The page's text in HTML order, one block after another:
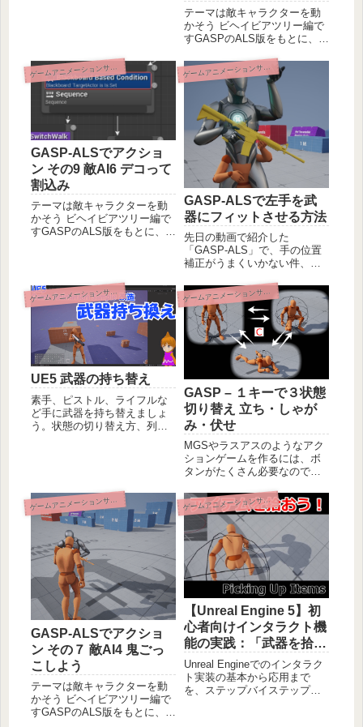
テーマは敵キャラクターを動
かそう ビヘイビアツリー編で
すGASPのALS版をもとに、ア
つくりましょう。本記事は見
失った瞬間忘れてしまうと弱
っちいので、対策として
AIPerceptionで指定時間覚えて
おく方法の説明です。
ゲ ームアニメーションサンプル改造
GASP-ALSでアクショ
ン その9 敵AI6 デコって
割込み
テーマは敵キャラクターを動
かそう ビヘイビアツリー編で
すGASPのALS版をもとに、ア
レーターで即時変更させる条
件分岐・割り込み・中断の説
明です。
ゲ ームアニメーションサンプル改造
GASP-ALSで左手を武
器にフィットさせる方法
先日の動画で紹介した
「GASP-ALS」で、手の位置
補正がうまくいかない件、原
た。Two-Bone IKで右手に持っ
た銃の適切な位置に左手を添
える方法GASP-ALSでそれを
やろうとする場合の問題点
ゲ ームアニメーションサンプル改造
UE5 武器の持ち替え
素手、ピストル、ライフルな
ど手に武器を持ち替えましょ
う。状態の切り替え方、列挙
ションに上半身だけ武器を持
つ姿勢をブレンドして、アク
ションシューティングゲーム
の基礎を仕上げましょう。
ゲ ームアニメーションサンプル改造
GASP – １キーで３状態
切り替え 立ち・しゃが
み・伏せ
MGSやラスアスのようなアク
ションゲームを作るには、ボ
タンがたくさん必要なので、
件を切り分けて、立ち・しゃ
がみ・伏せの3状態を切り替え
られるようにし、ボタンを節
約します。
ゲ ームアニメーションサンプル改造
GASP-ALSでアクショ
ン その７ 敵AI4 鬼ごっ
こしよう
テーマは敵キャラクターを動
かそう ビヘイビアツリー編で
すGASPのALS版をもとに、ア
ゲームアニメーションサンプル改造
【Unreal Engine 5】初
心者向けインタラクト機
能の実践：「武器を拾っ
て装備する」w/GASP-
ALS
Unreal Engineでのインタラク
ト実装の基本から応用まで
を、ステップバイステップで